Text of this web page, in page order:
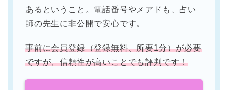
あるということ。電話番号やメアドも、占い
師の先生に非公開で安心です。
事前に会員登録（登録無料、所要1分）が必要
ですが、信頼性が高いことでも評判です！